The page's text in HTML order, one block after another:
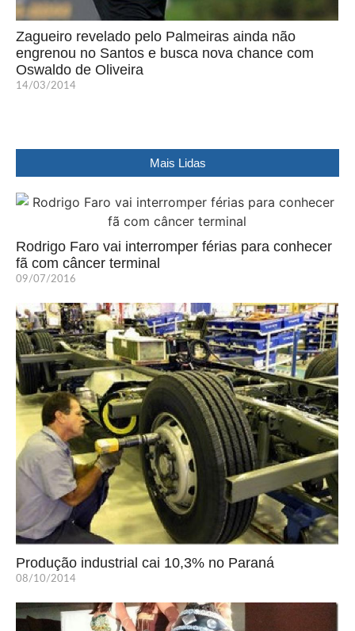
Zagueiro revelado pelo Palmeiras ainda não
engrenou no Santos e busca nova chance com
Oswaldo de Oliveira
14/03/2014
Mais Lidas
Rodrigo Faro vai interromper férias para conhecer
fã com câncer terminal
09/07/2016
Produção industrial cai 10,3% no Paraná
08/10/2014